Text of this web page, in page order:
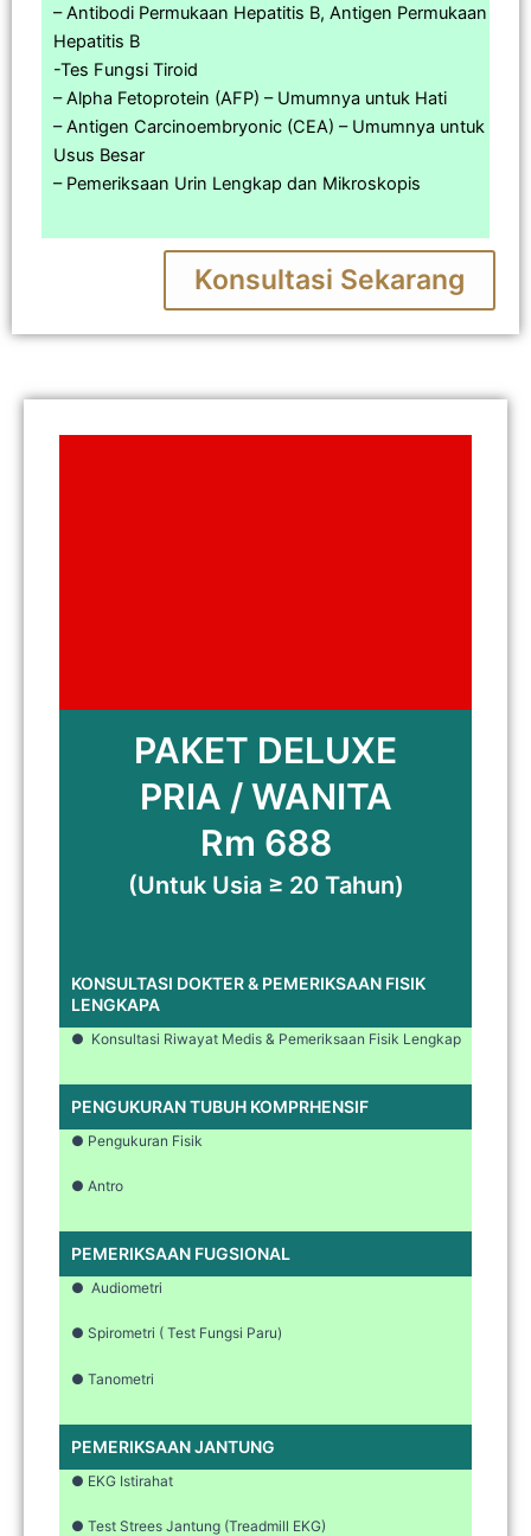
– Antibodi Permukaan Hepatitis B, Antigen Permukaan
Hepatitis B
-Tes Fungsi Tiroid
– Alpha Fetoprotein (AFP) – Umumnya untuk Hati
– Antigen Carcinoembryonic (CEA) – Umumnya untuk
Usus Besar
– Pemeriksaan Urin Lengkap dan Mikroskopis
Konsultasi Sekarang
PAKET DELUXE
PRIA / WANITA
Rm 688
(Untuk Usia ≥ 20 Tahun)
KONSULTASI DOKTER & PEMERIKSAAN FISIK
LENGKAPA
● Konsultasi Riwayat Medis & Pemeriksaan Fisik Lengkap
PENGUKURAN TUBUH KOMPRHENSIF
● Pengukuran Fisik
● Antro
PEMERIKSAAN FUGSIONAL
● Audiometri
● Spirometri ( Test Fungsi Paru)
● Tanometri
PEMERIKSAAN JANTUNG
● EKG Istirahat
● Test Strees Jantung (Treadmill EKG)